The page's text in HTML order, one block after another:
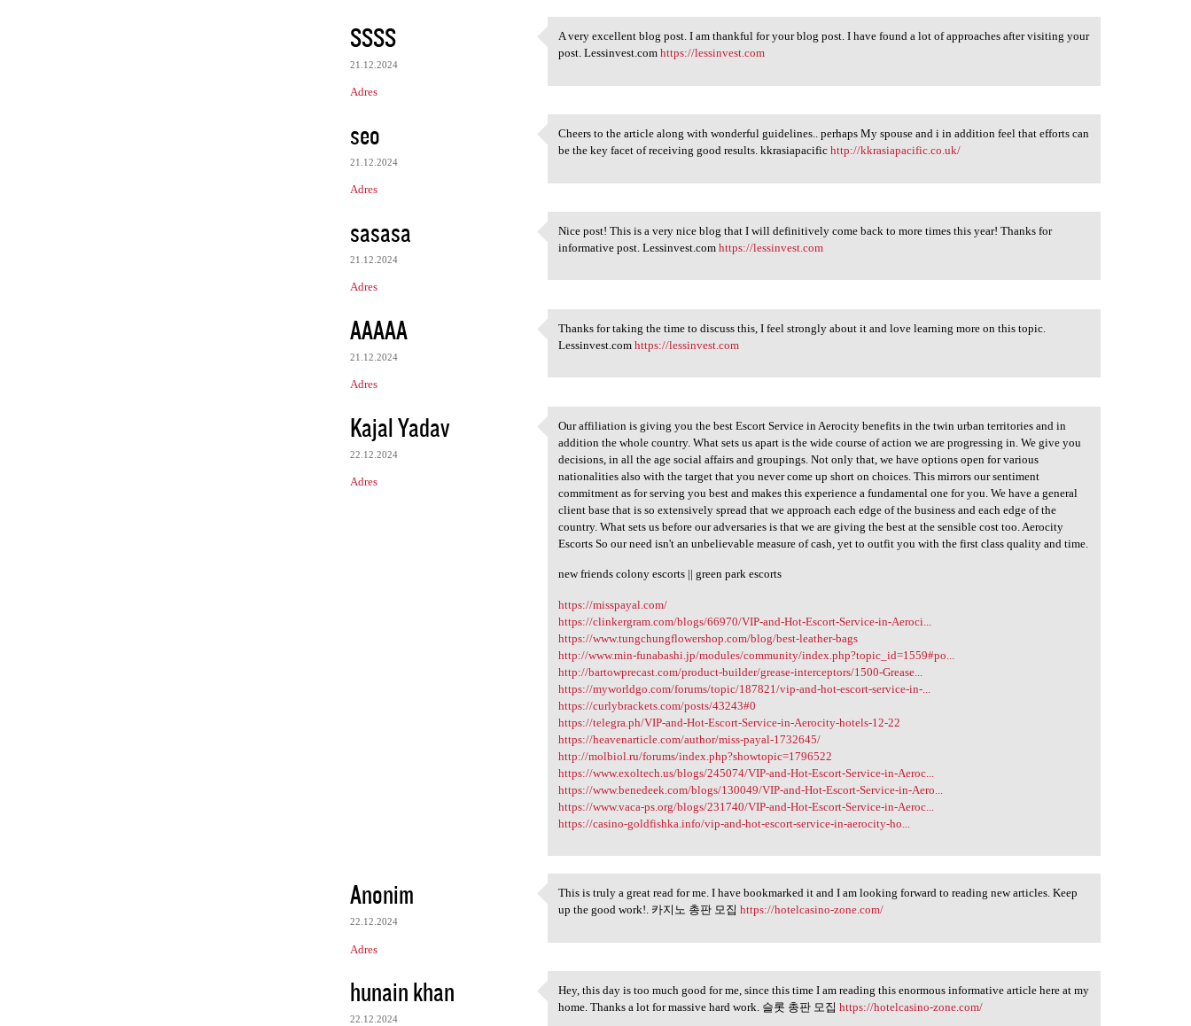
SSSS
21.12.2024
Adres
A very excellent blog post. I
A very excellent blog post. I am thankful for your blog post. I have found a lot of approaches after visiting your
post. Lessinvest.comhttps://lessinvest.com
seo
21.12.2024
Adres
Cheers to the article along
Cheers to the article along with wonderful guidelines.. perhaps My spouse and i in addition feel that efforts can
be the key facet of receiving good results. kkrasiapacifichttp://kkrasiapacific.co.uk/
sasasa
21.12.2024
Adres
Nice post! This is a very
Nice post! This is a very nice blog that I will definitively come back to more times this year! Thanks for
informative post. Lessinvest.comhttps://lessinvest.com
AAAAA
21.12.2024
Adres
Thanks for taking the time to
Thanks for taking the time to discuss this, I feel strongly about it and love learning more on this topic.
Lessinvest.comhttps://lessinvest.com
Kajal Yadav
22.12.2024
Adres
Our affiliation is giving you
Our affiliation is giving you the best Escort Service in Aerocity benefits in the twin urban territories and in
addition the whole country. What sets us apart is the wide course of action we are progressing in. We give you
decisions, in all the age social affairs and groupings. Not only that, we have options open for various
nationalities also with the target that you never come up short on choices. This mirrors our sentiment
commitment as for serving you best and makes this experience a fundamental one for you. We have a general
client base that is so extensively spread that we approach each edge of the business and each edge of the
country. What sets us before our adversaries is that we are giving the best at the sensible cost too. Aerocity
Escorts So our need isn't an unbelievable measure of cash, yet to outfit you with the first class quality and time.
new friends colony escorts || green park escorts
https://misspayal.com/
https://clinkergram.com/blogs/66970/VIP-and-Hot-Escort-Service-in-Aeroci...
https://www.tungchungflowershop.com/blog/best-leather-bags
http://www.min-funabashi.jp/modules/community/index.php?topic_id=1559#po...
http://bartowprecast.com/product-builder/grease-interceptors/1500-Grease...
https://myworldgo.com/forums/topic/187821/vip-and-hot-escort-service-in-...
https://curlybrackets.com/posts/43243#0
https://telegra.ph/VIP-and-Hot-Escort-Service-in-Aerocity-hotels-12-22
https://heavenarticle.com/author/miss-payal-1732645/
http://molbiol.ru/forums/index.php?showtopic=1796522
https://www.exoltech.us/blogs/245074/VIP-and-Hot-Escort-Service-in-Aeroc...
https://www.benedeek.com/blogs/130049/VIP-and-Hot-Escort-Service-in-Aero...
https://www.vaca-ps.org/blogs/231740/VIP-and-Hot-Escort-Service-in-Aeroc...
https://casino-goldfishka.info/vip-and-hot-escort-service-in-aerocity-ho...
Anonim
22.12.2024
Adres
This is truly a great read
This is truly a great read for me. I have bookmarked it and I am looking forward to reading new articles. Keep
up the good work!. 카지노 총판 모집https://hotelcasino-zone.com/
hunain khan
22.12.2024
Hey, this day is too much
Hey, this day is too much good for me, since this time I am reading this enormous informative article here at my
home. Thanks a lot for massive hard work. 슬롯 총판 모집https://hotelcasino-zone.com/